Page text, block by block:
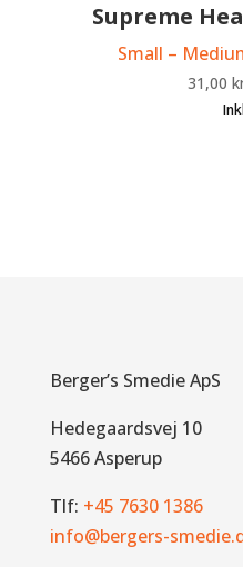
Supreme
Small –
31,00
Berger’s Smedie ApS
Hedegaardsvej 10
5466 Asperup
Tlf: +45 7630 1386
info@bergers-